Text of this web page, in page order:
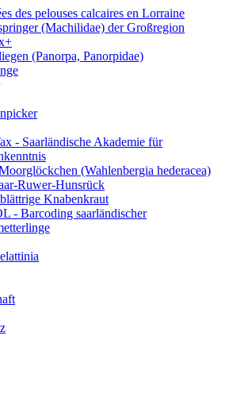
des pelouses calcaires en Lorraine
(Machilidae) der Großregion
(Panorpa, Panorpidae)
- Saarländische Akademie für
(Wahlenbergia hederacea)
Ruwer-Hunsrück
Knabenkraut
- Barcoding saarländischer